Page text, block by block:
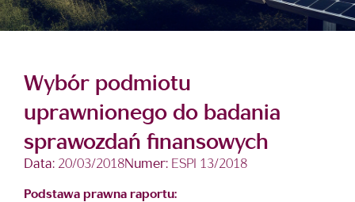
Wybór podmiotu
uprawnionego do badania
sprawozdań finansowych
Data: 20/03/2018Numer: ESPI 13/2018
Podstawa prawna raportu: